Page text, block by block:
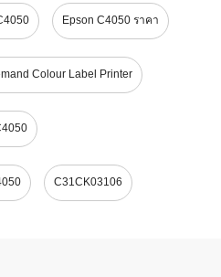
Epson C4050 ราคา
Colour Label Printer
C31CK03106